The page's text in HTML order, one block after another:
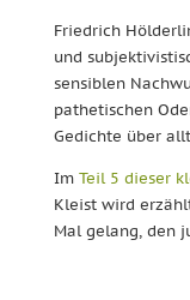
Friedrich
und
sensiblen
pathetischen
Gedichte über
Im Teil 5 dieser
Kleist wird
Mal gelang, den